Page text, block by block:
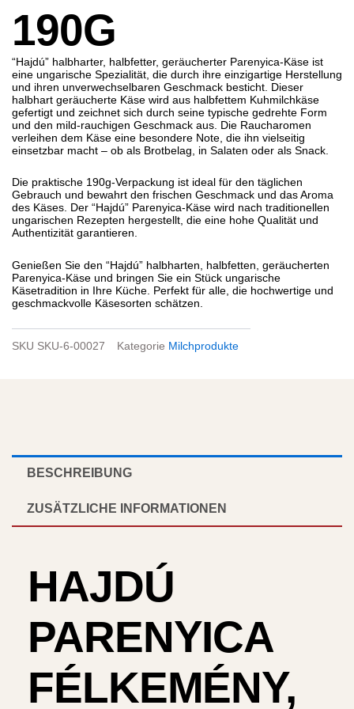
190G
“Hajdú” halbharter, halbfetter, geräucherter Parenyica-Käse ist
eine ungarische Spezialität, die durch ihre einzigartige Herstellung
und ihren unverwechselbaren Geschmack besticht. Dieser
halbhart geräucherte Käse wird aus halbfettem Kuhmilchkäse
gefertigt und zeichnet sich durch seine typische gedrehte Form
und den mild-rauchigen Geschmack aus. Die Raucharomen
verleihen dem Käse eine besondere Note, die ihn vielseitig
einsetzbar macht – ob als Brotbelag, in Salaten oder als Snack.
Die praktische 190g-Verpackung ist ideal für den täglichen
Gebrauch und bewahrt den frischen Geschmack und das Aroma
des Käses. Der “Hajdú” Parenyica-Käse wird nach traditionellen
ungarischen Rezepten hergestellt, die eine hohe Qualität und
Authentizität garantieren.
Genießen Sie den “Hajdú” halbharten, halbfetten, geräucherten
Parenyica-Käse und bringen Sie ein Stück ungarische
Käsetradition in Ihre Küche. Perfekt für alle, die hochwertige und
geschmackvolle Käsesorten schätzen.
SKU SKU-6-00027 Kategorie Milchprodukte
BESCHREIBUNG
ZUSÄTZLICHE INFORMATIONEN
HAJDÚ
PARENYICA
FÉLKEMÉNY,